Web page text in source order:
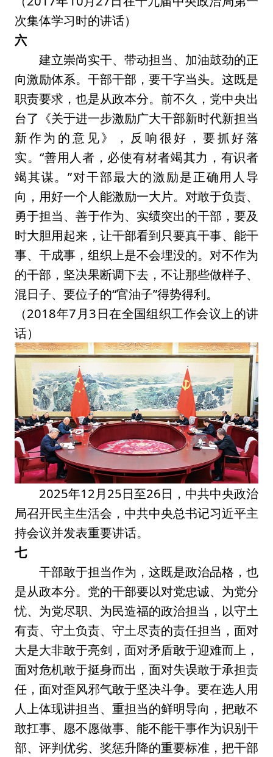
次集体学习时的讲话）
六
建立崇尚实干、带动担当、加油鼓劲的正
向激励体系。干部干部，要干字当头。这既是
职责要求，也是从政本分。前不久，党中央出
台了《关于进一步激励广大干部新时代新担当
新作为的意见》，反响很好，要抓好落
实。“善用人者，必使有材者竭其力，有识者
竭其谋。”对干部最大的激励是正确用人导
向，用好一个人能激励一大片。对敢于负责、
勇于担当、善于作为、实绩突出的干部，要及
时大胆用起来，让干部看到只要真干事、能干
事、干成事，组织上是不会埋没的。对不作为
的干部，坚决果断调下去，不让那些做样子、
混日子、要位子的“官油子”得势得利。
（2018年7月3日在全国组织工作会议上的讲
话）
2025年12月25日至26日，中共中央政治
局召开民主生活会，中共中央总书记习近平主
持会议并发表重要讲话。
七
干部敢于担当作为，这既是政治品格，也
是从政本分。党的干部要以对党忠诚、为党分
忧、为党尽职、为民造福的政治担当，以守土
有责、守土负责、守土尽责的责任担当，面对
大是大非敢于亮剑，面对矛盾敢于迎难而上，
面对危机敢于挺身而出，面对失误敢于承担责
任，面对歪风邪气敢于坚决斗争。要在选人用
人上体现讲担当、重担当的鲜明导向，把敢不
敢扛事、愿不愿做事、能不能干事作为识别干
部、评判优劣、奖惩升降的重要标准，把干部